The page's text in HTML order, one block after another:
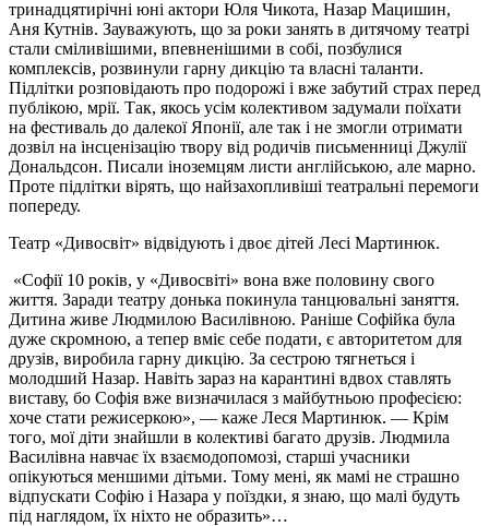
тринадцятирічні юні актори Юля Чикота, Назар Мацишин,
Аня Кутнів. Зауважують, що за роки занять в дитячому театрі
стали сміливішими, впевненішими в собі, позбулися
комплексів, розвинули гарну дикцію та власні таланти.
Підлітки розповідають про подорожі і вже забутий страх перед
публікою, мрії. Так, якось усім колективом задумали поїхати
на фестиваль до далекої Японії, але так і не змогли отримати
дозвіл на інсценізацію твору від родичів письменниці Джулії
Дональдсон. Писали іноземцям листи англійською, але марно.
Проте підлітки вірять, що найзахопливіші театральні перемоги
попереду.
Театр «Дивосвіт» відвідують і двоє дітей Лесі Мартинюк.
«Софії 10 років, у «Дивосвіті» вона вже половину свого
життя. Заради театру донька покинула танцювальні заняття.
Дитина живе Людмилою Василівною. Раніше Софійка була
дуже скромною, а тепер вміє себе подати, є авторитетом для
друзів, виробила гарну дикцію. За сестрою тягнеться і
молодший Назар. Навіть зараз на карантині вдвох ставлять
виставу, бо Софія вже визначилася з майбутньою професією:
хоче стати режисеркою», — каже Леся Мартинюк. — Крім
того, мої діти знайшли в колективі багато друзів. Людмила
Василівна навчає їх взаємодопомозі, старші учасники
опікуються меншими дітьми. Тому мені, як мамі не страшно
відпускати Софію і Назара у поїздки, я знаю, що малі будуть
під наглядом, їх ніхто не образить»…